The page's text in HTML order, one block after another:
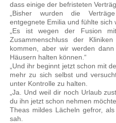
dass einige der befristeten
„Bisher wurden die
entgegnete Emilia und fühlte sich
„Es ist wegen der Fusion
Zusammenschluss der
kommen, aber wir werden
Häusern halten können.“
„Und ihr beginnt jetzt schon mit
mehr zu sich selbst und
unter Kontrolle zu halten.
„Ja. Und weil dir noch Urlaub
du ihn jetzt schon nehmen
Theas mildes Lächeln gefror,
sah.